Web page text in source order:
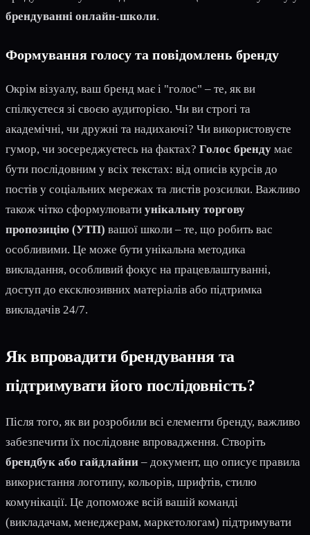
брендуванні онлайн-школи.
Формування голосу та повідомлень бренду
Окрім візуалу, ваш бренд має і "голос" – те, як ви
спілкуєтеся зі своєю аудиторією. Чи ви строгі та
академічні, чи дружні та надихаючі? Чи використовуєте
гумор, чи зосереджуєтесь на фактах? Голос бренду має
бути послідовним у всіх текстах: від описів курсів до
постів у соціальних мережах та листів розсилки. Важливо
також чітко сформулювати унікальну торгову
пропозицію (УТП) вашої школи – те, що робить вас
особливими. Це може бути унікальна методика
викладання, особливий фокус на працевлаштуванні,
доступ до ексклюзивних матеріалів або підтримка
викладачів 24/7.
Як впровадити брендування та
підтримувати його послідовність?
Після того, як ви розробили всі елементи бренду, важливо
забезпечити їх послідовне впровадження. Створіть
брендбук або гайдлайни – документ, що описує правила
використання логотипу, кольорів, шрифтів, стилю
комунікації. Це допоможе всій вашій команді
(викладачам, менеджерам, маркетологам) підтримувати